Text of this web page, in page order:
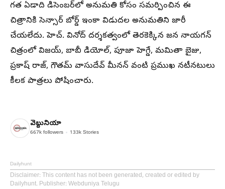
గత ఏడాది డిసెంబర్‌లో అనుమతి కోసం సమర్పించిన ఈ
చిత్రానికి సెన్సార్ బోర్డ్ ఇంకా విడుదల అనుమతిని జారీ
చేయలేదు. హెచ్. వినోద్ దర్శకత్వంలో తెరకెక్కిన జన నాయగన్
చిత్రంలో విజయ్, బాబీ డియోల్, పూజా హెగ్డే, మమితా బైజు,
ప్రకాష్ రాజ్, గౌతమ్ వాసుదేవ్ మీనన్ వంటి ప్రముఖ నటీనటులు
కీలక పాత్రలు పోషించారు.
వెబ్దునియా
667k followers 133k Stories
Dailyhunt
Disclaimer: This content has not been generated, created or edited by
Dailyhunt. Publisher: Webduniya Telugu